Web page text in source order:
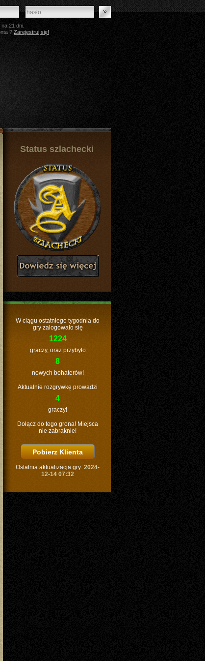
21 dni.
? Zarejestruj się!
Status szlachecki
W ciągu ostatniego tygodnia do
gry zalogowało się
1224
graczy, oraz przybyło
8
nowych bohaterów!
Aktualnie rozgrywkę prowadzi
4
graczy!
Dołącz do tego grona! Miejsca
nie zabraknie!
Ostatnia aktualizacja gry: 2024-
12-14 07:32